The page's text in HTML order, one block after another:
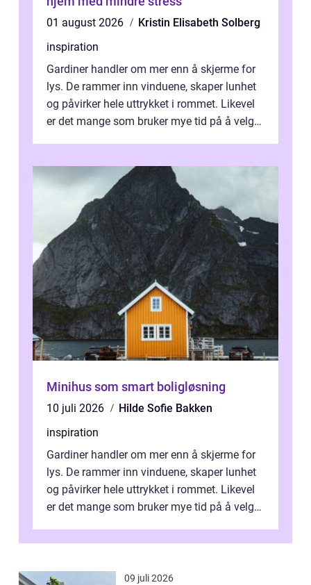
01 august 2026
Kristin Elisabeth Solberg
inspiration
Gardiner handler om mer enn å skjerme for
lys. De rammer inn vinduene, skaper lunhet
og påvirker hele uttrykket i rommet. Likevel
er det mange som bruker mye tid på å velge
Minihus som smart boligløsning
10 juli 2026
Hilde Sofie Bakken
inspiration
Gardiner handler om mer enn å skjerme for
lys. De rammer inn vinduene, skaper lunhet
og påvirker hele uttrykket i rommet. Likevel
er det mange som bruker mye tid på å velge
09 juli 2026